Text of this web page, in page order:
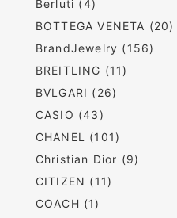
Berluti (4)
BOTTEGA VENETA (20)
BrandJewelry (156)
BREITLING (11)
BVLGARI (26)
CASIO (43)
CHANEL (101)
Christian Dior (9)
CITIZEN (11)
COACH (1)